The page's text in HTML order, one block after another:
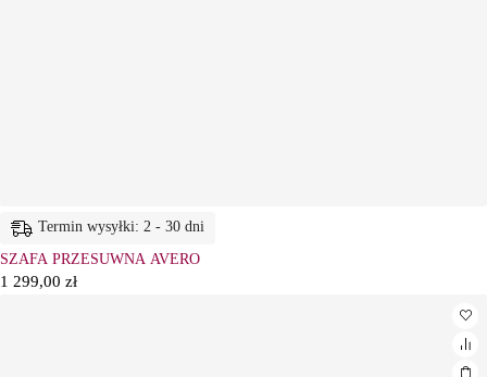
Termin wysyłki: 2 - 30 dni
SZAFA PRZESUWNA AVERO
1 299,00 zł